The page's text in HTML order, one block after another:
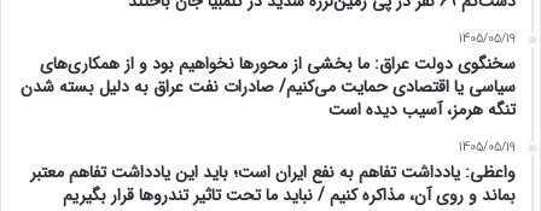
1405/05/19
سخنگوی دولت عراق: ما بخشی از محور‌ها نخواهیم بود و از همکاری‌های
سیاسی یا اقتصادی حمایت می‌کنیم/ صادرات نفت عراق به دلیل بسته شدن
تنگه هرمز، آسیب دیده است
1405/05/19
واعظی: یادداشت تفاهم به نفع ایران است؛ باید این یادداشت تفاهم معتبر
بماند و روی آن، مذاکره کنیم / نباید ما تحت تاثیر تندروها قرار بگیریم